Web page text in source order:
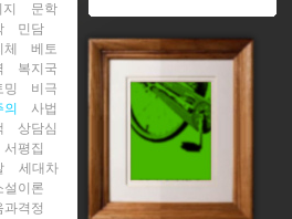
문학
민담
베토
복지국
밍
비극
사법
상담심
서평집
세대차
설이론
과격정